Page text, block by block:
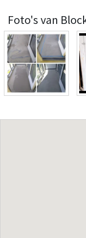
Foto's van